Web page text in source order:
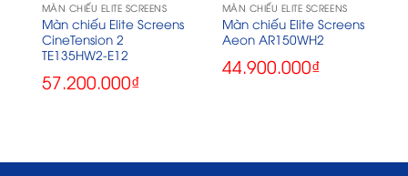
MÀN CHIẾU ELITE SCREENS
Màn chiếu Elite Screens
CineTension 2
TE135HW2-E12
57.200.000₫
MÀN CHIẾU ELITE SCREENS
Màn chiếu Elite Screens
Aeon AR150WH2
44.900.000₫